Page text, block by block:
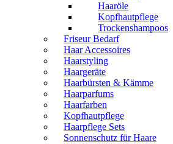
Haaröle
Kopfhautpflege
Trockenshampoos
Friseur Bedarf
Haar Accessoires
Haarstyling
Haargeräte
Haarbürsten & Kämme
Haarparfums
Haarfarben
Kopfhautpflege
Haarpflege Sets
Sonnenschutz für Haare